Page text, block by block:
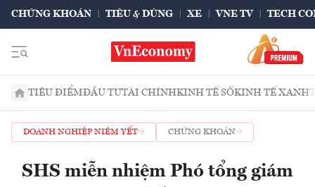
CHỨNG KHOÁN TIÊU & DÙNG XE VNE TV TECH
TIÊU ĐIỂMĐẦU TƯTÀI CHÍNHKINH TẾ SỐKINH TẾ XANH
DOANH NGHIỆP NIÊM YẾT CHỨNG KHOÁN
SHS miễn nhiệm Phó tổng giám